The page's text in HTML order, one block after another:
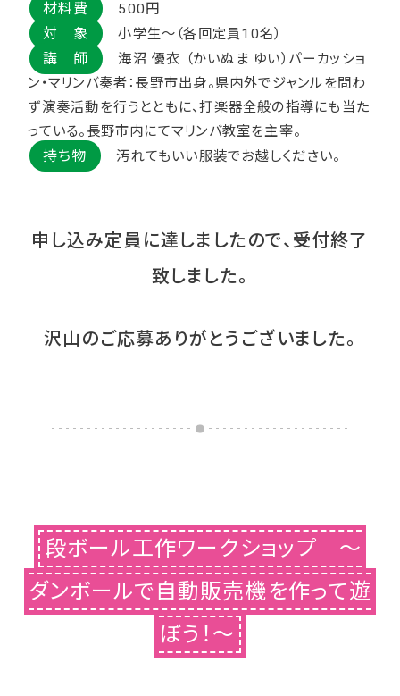
材料費 500円
対 象 小学生～（各回定員10名）
講 師
海沼 優衣 （かいぬま ゆい）パーカッショ
ン・マリンバ奏者：長野市出身。県内外でジャンルを問わ
ず演奏活動を行うとともに、打楽器全般の指導にも当た
っている。長野市内にてマリンバ教室を主宰。
持ち物 汚れてもいい服装でお越しください。
申し込み定員に達しましたので、受付終了
致しました。
沢山のご応募ありがとうございました。
段ボール工作ワークショップ ～
ダンボールで自動販売機を作って遊
ぼう！～